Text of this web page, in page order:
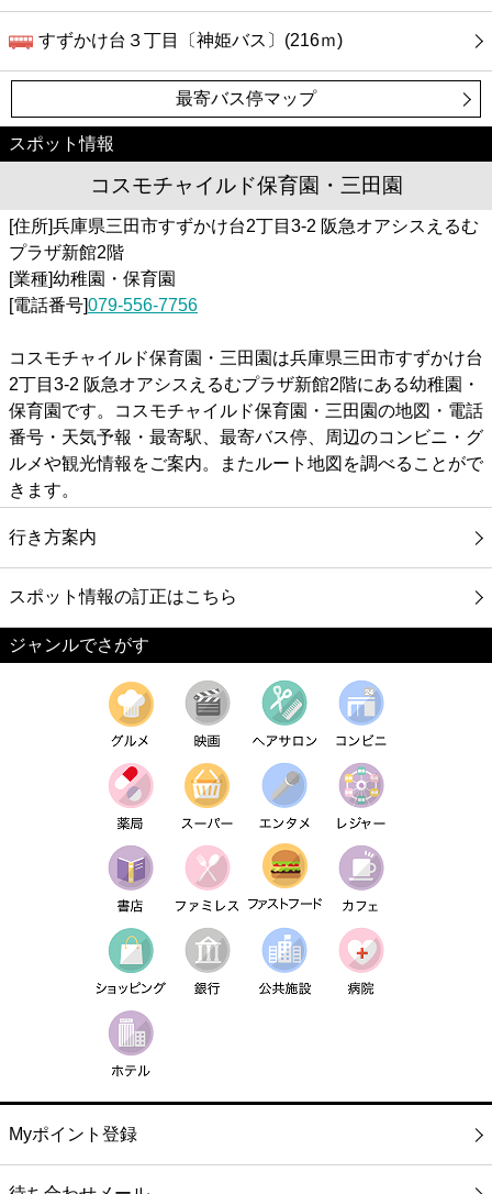
すずかけ台３丁目〔神姫バス〕(216ｍ)
最寄バス停マップ
スポット情報
コスモチャイルド保育園・三田園
[住所]兵庫県三田市すずかけ台2丁目3-2 阪急オアシスえるむ
プラザ新館2階
[業種]幼稚園・保育園
[電話番号]079-556-7756
コスモチャイルド保育園・三田園は兵庫県三田市すずかけ台
2丁目3-2 阪急オアシスえるむプラザ新館2階にある幼稚園・
保育園です。コスモチャイルド保育園・三田園の地図・電話
番号・天気予報・最寄駅、最寄バス停、周辺のコンビニ・グ
ルメや観光情報をご案内。またルート地図を調べることがで
きます。
行き方案内
スポット情報の訂正はこちら
ジャンルでさがす
Myポイント登録